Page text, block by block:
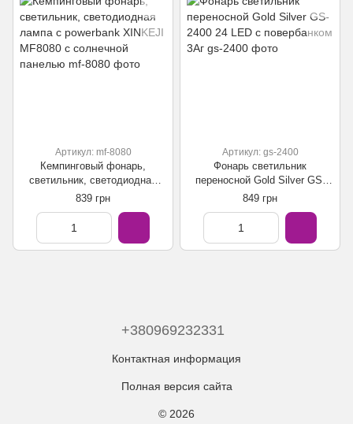
Артикул: mf-8080
Кемпинговый фонарь,
светильник, светодиодная
лампа с powerbank XINKEJI
839 грн
Артикул: gs-2400
Фонарь светильник
переносной Gold Silver GS-
2400 24 LED с повербанком
849 грн
+380969232331
Контактная информация
Полная версия сайта
© 2026